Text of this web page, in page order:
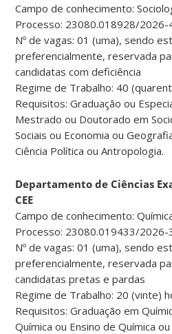
Campo de conhecimento:
Processo: 23080.018928/2026-
Nº de vagas: 01 (uma), sendo
preferencialmente, reservada
candidatas com deficiência
Regime de Trabalho: 40
Requisitos: Graduação ou
Mestrado ou Doutorado em
Sociais ou Economia ou
Ciência Política ou Antropologia.
Departamento de Ciências
CEE
Campo de conhecimento:
Processo: 23080.019433/2026-
Nº de vagas: 01 (uma), sendo
preferencialmente, reservada
candidatas pretas e pardas
Regime de Trabalho: 20 (vinte)
Requisitos: Graduação em
Química ou Ensino de Química